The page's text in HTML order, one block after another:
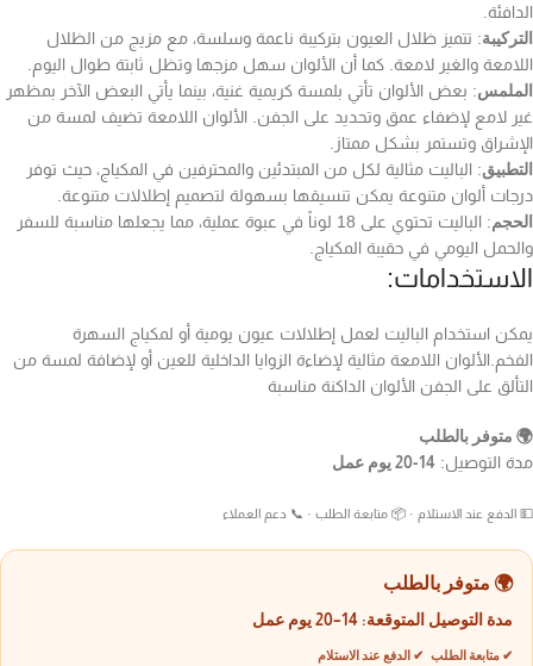
الدافئة.
التركيبة: تتميز ظلال العيون بتركيبة ناعمة وسلسة، مع مزيج من الظلال
اللامعة والغير لامعة. كما أن الألوان سهل مزجها وتظل ثابتة طوال اليوم.
الملمس: بعض الألوان تأتي بلمسة كريمية غنية، بينما يأتي البعض الآخر بمظهر
غير لامع لإضفاء عمق وتحديد على الجفن. الألوان اللامعة تضيف لمسة من
الإشراق وتستمر بشكل ممتاز.
التطبيق: الباليت مثالية لكل من المبتدئين والمحترفين في المكياج، حيث توفر
درجات ألوان متنوعة يمكن تنسيقها بسهولة لتصميم إطلالات متنوعة.
الحجم
: الباليت تحتوي على 18 لوناً في عبوة عملية، مما يجعلها مناسبة للسفر
والحمل اليومي في حقيبة المكياج.
الاستخدامات:
يمكن استخدام الباليت لعمل إطلالات عيون يومية أو لمكياج السهرة
الفخم.الألوان اللامعة مثالية لإضاءة الزوايا الداخلية للعين أو لإضافة لمسة من
التألق على الجفن الألوان الداكنة مناسبة
🌍 متوفر بالطلب
مدة التوصيل: 14-20 يوم عمل
💵 الدفع عند الاستلام · 📦 متابعة الطلب · 📞 دعم العملاء
🌍 متوفر بالطلب
مدة التوصيل المتوقعة: 14–20 يوم عمل
✔ متابعة الطلب ✔ الدفع عند الاستلام